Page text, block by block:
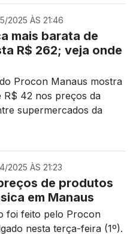
2025 ÀS 21:46
mais barata de
R$ 262; veja onde
Procon Manaus mostra
R$ 42 nos preços da
supermercados da
2025 ÀS 21:23
de produtos
em Manaus
foi feito pelo Procon
nesta terça-feira (1º).